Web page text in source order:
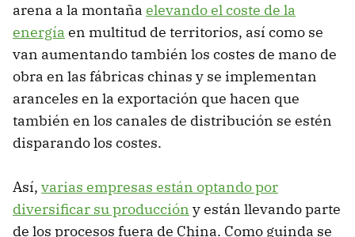
arena a la montaña elevando el coste de la
energía en multitud de territorios, así como se
van aumentando también los costes de mano de
obra en las fábricas chinas y se implementan
aranceles en la exportación que hacen que
también en los canales de distribución se estén
disparando los costes.
Así, varias empresas están optando por
diversificar su producción y están llevando parte
de los procesos fuera de China. Como guinda se